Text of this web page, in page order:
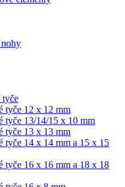
tyče
tyče 12 x 12 mm
tyče 13/14/15 x 10 mm
tyče 13 x 13 mm
tyče 14 x 14 mm a 15 x 15
tyče 16 x 16 mm a 18 x 18